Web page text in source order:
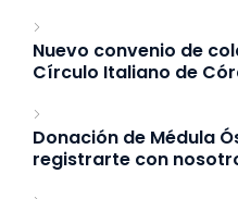
Nuevo convenio de
Círculo Italiano de
Donación de Médula
registrarte con